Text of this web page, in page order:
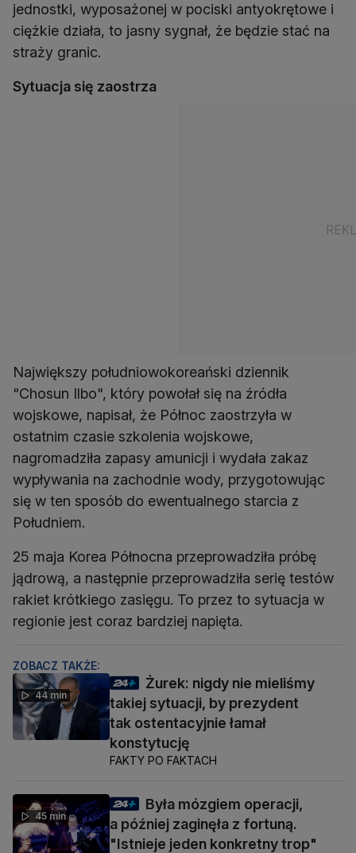
jednostki, wyposażonej w pociski antyokrętowe i
ciężkie działa, to jasny sygnał, że będzie stać na
straży granic.
Sytuacja się zaostrza
Największy południowokoreański dziennik
"Chosun Ilbo", który powołał się na źródła
wojskowe, napisał, że Północ zaostrzyła w
ostatnim czasie szkolenia wojskowe,
nagromadziła zapasy amunicji i wydała zakaz
wypływania na zachodnie wody, przygotowując
się w ten sposób do ewentualnego starcia z
Południem.
25 maja Korea Północna przeprowadziła próbę
jądrową, a następnie przeprowadziła serię testów
rakiet krótkiego zasięgu. To przez to sytuacja w
regionie jest coraz bardziej napięta.
ZOBACZ TAKŻE:
44 min
Żurek: nigdy nie mieliśmy
takiej sytuacji, by prezydent
tak ostentacyjnie łamał
konstytucję
FAKTY PO FAKTACH
45 min
Była mózgiem operacji,
a później zaginęła z fortuną.
"Istnieje jeden konkretny trop"